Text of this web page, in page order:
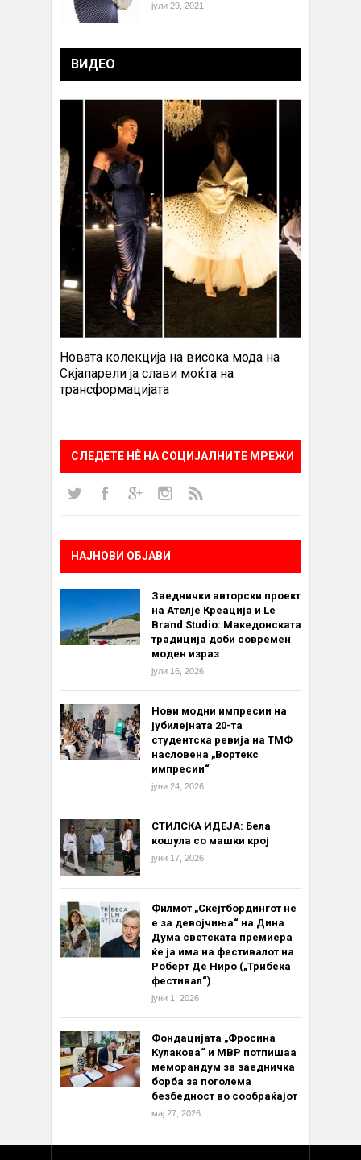
јули 29, 2021
ВИДЕО
Новата колекција на висока мода на
Скјапарели ја слави моќта на
трансформацијата
СЛЕДЕТЕ НÈ НА СОЦИЈАЛНИТЕ МРЕЖИ
НАЈНОВИ ОБЈАВИ
Заеднички авторски проект
на Ателје Креација и Le
Brand Studio: Македонската
традиција доби современ
моден израз
јули 16, 2026
Нови модни импресии на
јубилејната 20-та
студентска ревија на ТМФ
насловена „Вортекс
импресии“
јуни 24, 2026
СТИЛСКА ИДЕЈА: Бела
кошула со машки крој
јуни 17, 2026
Филмот „Скејтбордингот не
е за девојчиња“ на Дина
Дума светската премиера
ќе ја има на фестивалот на
Роберт Де Ниро („Трибека
фестивал“)
јуни 1, 2026
Фондацијата „Фросина
Кулакова“ и МВР потпишаа
меморандум за заедничка
борба за поголема
безбедност во сообраќајот
мај 27, 2026